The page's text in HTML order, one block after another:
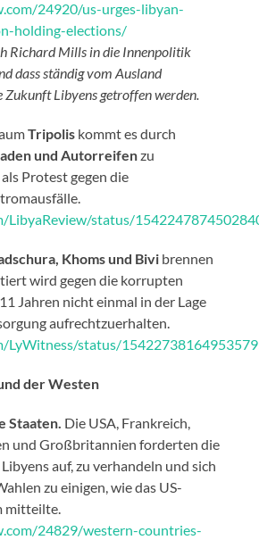
24920/us-urges-libyan-
holding-elections/
Richard Mills in die Innenpolitik
dass ständig vom Ausland
Zukunft Libyens getroffen werden.
Tripolis kommt es durch
und Autorreifenzu
Protest gegen die
status/
Khoms und Bivi brennen
wird gegen die korrupten
Jahren nicht einmal in der Lage
aufrechtzuerhalten.
LyWitness/status/
der Westen
Staaten. Die USA, Frankreich,
und Großbritannien forderten die
auf, zu verhandeln und sich
zu einigen, wie das US-
mitteilte.
24829/western-countries-